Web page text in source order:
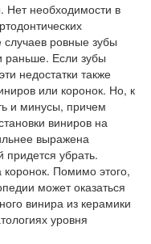
Нет необходимости в
случаев ровные зубы
раньше. Если зубы
недостатки также
или коронок. Но, к
и минусы, причем
виниров на
выражена
убрать.
коронок. Помимо этого,
может оказаться
винира из керамики
уровня